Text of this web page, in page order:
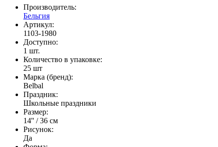
Производитель:
Бельгия
Артикул:
1103-1980
Доступно:
1 шт.
Количество в упаковке:
25 шт
Марка (бренд):
Belbal
Праздник:
Школьные праздники
Размер:
14'' / 36 см
Рисунок:
Да